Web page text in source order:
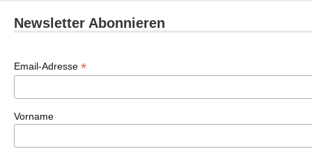
Newsletter Abonnieren
Email-Adresse *
Vorname